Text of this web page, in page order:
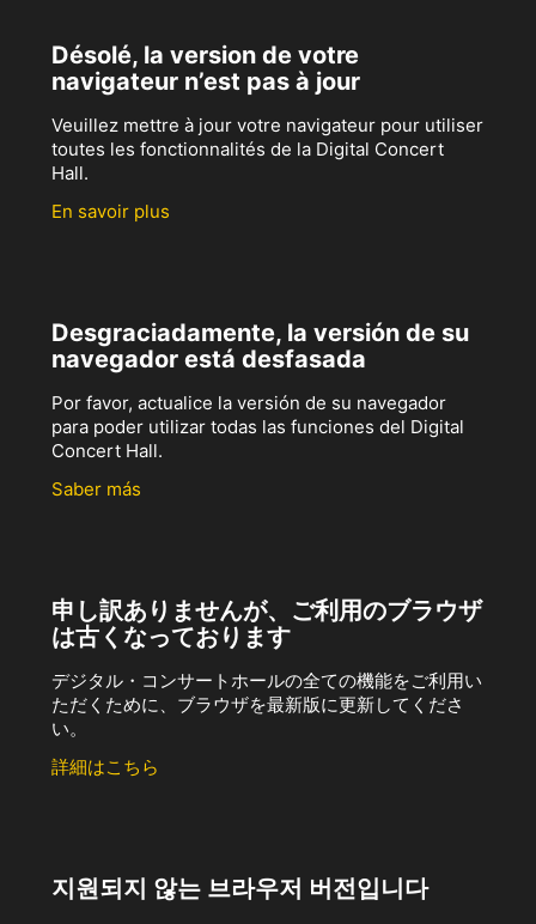
Désolé, la version de votre
navigateur n’est pas à jour
Veuillez mettre à jour votre navigateur pour utiliser
toutes les fonctionnalités de la Digital Concert
Hall.
En savoir plus
Desgraciadamente, la versión de su
navegador está desfasada
Por favor, actualice la versión de su navegador
para poder utilizar todas las funciones del Digital
Concert Hall.
Saber más
申し訳ありませんが、ご利用のブラウザ
は古くなっております
デジタル・コンサートホールの全ての機能をご利用い
ただくために、ブラウザを最新版に更新してくださ
い。
詳細はこちら
지원되지 않는 브라우저 버전입니다